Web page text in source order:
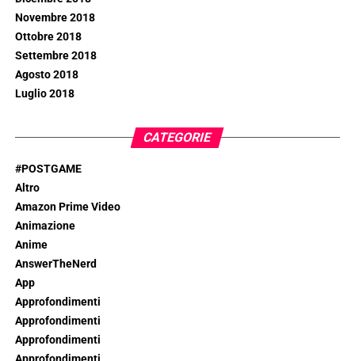
Novembre 2018
Ottobre 2018
Settembre 2018
Agosto 2018
Luglio 2018
CATEGORIE
#POSTGAME
Altro
Amazon Prime Video
Animazione
Anime
AnswerTheNerd
App
Approfondimenti
Approfondimenti
Approfondimenti